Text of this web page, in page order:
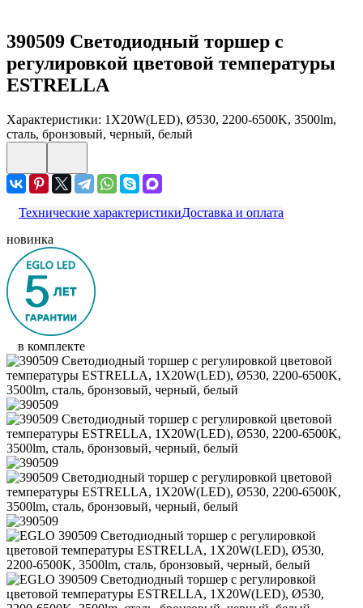
390509 Светодиодный торшер с
регулировкой цветовой температуры
ESTRELLA
Характеристики: 1X20W(LED), Ø530, 2200-6500K, 3500lm,
сталь, бронзовый, черный, белый
Технические характеристикиДоставка и оплата
новинка
в комплекте